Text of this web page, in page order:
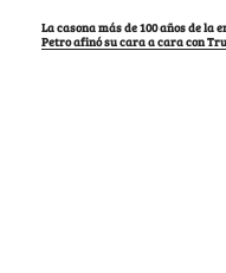
La casona más de 100 años de la
Petro afinó su cara a cara con